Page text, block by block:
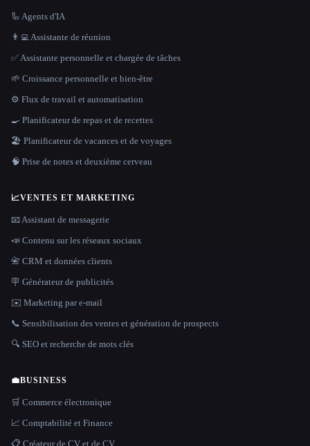
🦾 Agents d'IA
👨‍💻 Assistante de réunion
✅ Assistante personnelle et chargée de tâches
🌱 Croissance personnelle et bien-être
⚙️ Flux de travail et automatisation
🍳 Planificateur de repas et de recettes
🏖 Planificateur de vacances et de voyages
🧠 Prise de notes et deuxième cerveau
📈VENTES ET MARKETING
📧 Assistant de messagerie
📣 Contenu sur les réseaux sociaux
📇 CRM et données clients
🪧 Générateur de publicités
✉️ Marketing par e-mail
📞 Sensibilisation des ventes et génération de prospects
🔍 SEO et recherche de mots clés
💼BUSINESS
🛒 Commerce électronique
📈 Comptabilité et Finance
📋 Créateur de CV et de CV